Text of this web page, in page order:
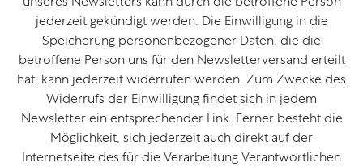
jederzeit gekündigt werden. Die Einwilligung in die
Speicherung personenbezogener Daten, die die
betroffene Person uns für den Newsletterversand erteilt
hat, kann jederzeit widerrufen werden. Zum Zwecke des
Widerrufs der Einwilligung findet sich in jedem
Newsletter ein entsprechender Link. Ferner besteht die
Möglichkeit, sich jederzeit auch direkt auf der
Internetseite des für die Verarbeitung Verantwortlichen